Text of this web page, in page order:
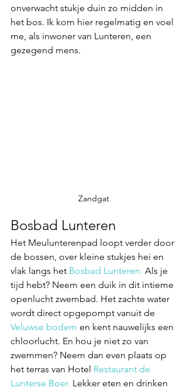
onverwacht stukje duin zo midden in
het bos. Ik kom hier regelmatig en voel
me, als inwoner van Lunteren, een
gezegend mens.
Zandgat
Bosbad Lunteren
Het Meulunterenpad loopt verder door
de bossen, over kleine stukjes hei en
vlak langs het Bosbad Lunteren. Als je
tijd hebt? Neem een duik in dit intieme
openlucht zwembad. Het zachte water
wordt direct opgepompt vanuit de
Veluwse bodem en kent nauwelijks een
chloorlucht. En hou je niet zo van
zwemmen? Neem dan even plaats op
het terras van Hotel Restaurant de
Lunterse Boer. Lekker eten en drinken